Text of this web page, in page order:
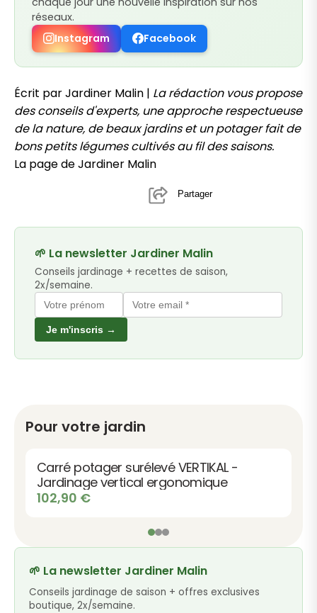
réseaux.
Instagram
Facebook
Écrit par Jardiner Malin | La rédaction vous propose
des conseils d'experts, une approche respectueuse
de la nature, de beaux jardins et un potager fait de
bons petits légumes cultivés au fil des saisons.
La page de Jardiner Malin
Partager
🌱 La newsletter Jardiner Malin
Conseils jardinage + recettes de saison,
2x/semaine.
Je m'inscris →
Pour votre jardin
Bac à fleurs rectangulaire en bois
Vendôme
224,90€
était :
224,90 €.
actuel
est :
219,00 €.
🌱 La newsletter Jardiner Malin
Conseils jardinage de saison + offres exclusives
boutique, 2x/semaine.